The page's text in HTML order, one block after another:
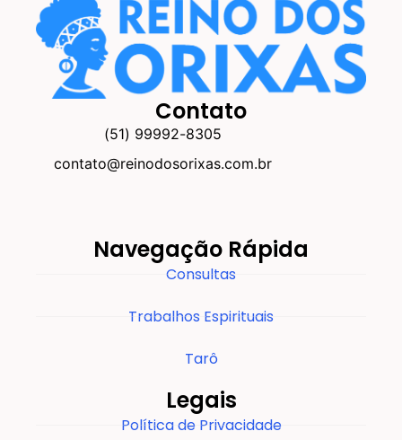
Contato
(51) 99992-8305
contato@reinodosorixas.com.br
Navegação Rápida
Consultas
Trabalhos Espirituais
Tarô
Legais
Política de Privacidade